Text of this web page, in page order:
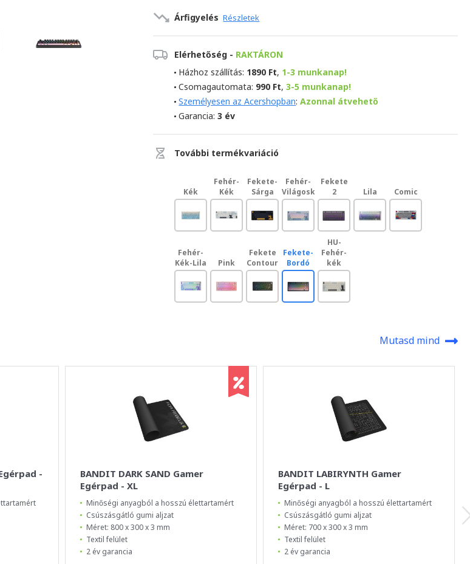
Árfigyelés Részletek
Elérhetőség - RAKTÁRON
Házhoz szállítás: 1890 Ft, 1-3 munkanap!
Csomagautomata: 990 Ft,3-5 munkanap!
Személyesen az Acershopban:Azonnal átvehető
Garancia:3 év
További termékvariáció
Kék
Fehér-
Kék
Fekete-
Sárga
Fehér-
Világoskék
Fekete
2
Lila Comic
Fehér-
Kék-Lila
Pink
Fekete
Contour
Fekete-
Bordó
HU-
Fehér-
kék
Mutasd mind
-
BANDIT DARK SAND Gamer
Egérpad - XL
Minőségi anyagból a hosszú élettartamért
Csúszásgátló gumi aljzat
Méret: 800 x 300 x 3 mm
Textil felület
2 év garancia
BANDIT LABIRYNTH Gamer
Egérpad - L
Minőségi anyagból a hosszú élettartamért
Csúszásgátló gumi aljzat
Méret: 700 x 300 x 3 mm
Textil felület
2 év garancia